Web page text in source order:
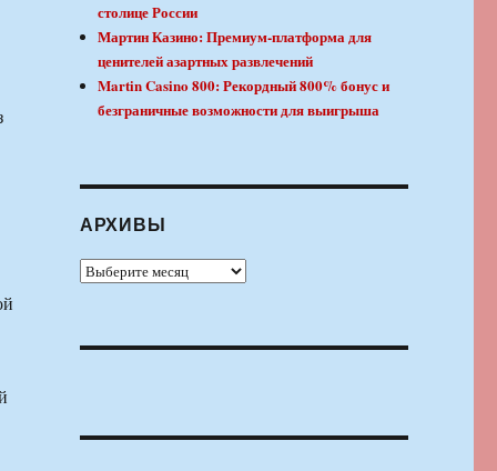
столице России
Мартин Казино: Премиум-платформа для
ценителей азартных развлечений
Martin Casino 800: Рекордный 800% бонус и
безграничные возможности для выигрыша
АРХИВЫ
Архивы